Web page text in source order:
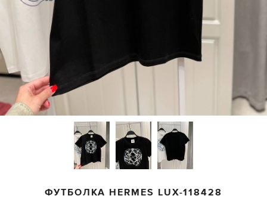
ФУТБОЛКА HERMES LUX-118428